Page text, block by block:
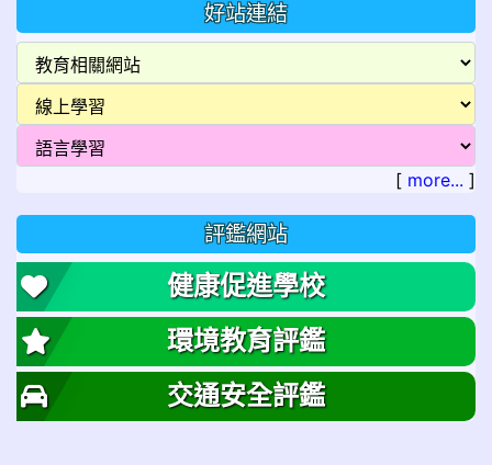
好站連結
[ more... ]
評鑑網站
健康促進學校
環境教育評鑑
交通安全評鑑